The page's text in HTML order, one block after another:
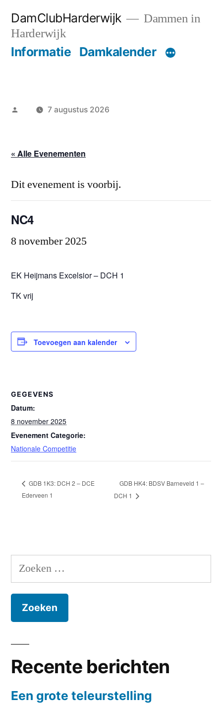
naar
DamClubHarderwijk
Dammen in
Harderwijk
Informatie Damkalender
Geplaatst7 augustus 2026
« Alle Evenementen
Dit evenement is voorbij.
NC4
8 november 2025
EK Heijmans Excelsior – DCH 1
TK vrij
Toevoegen aan kalender
GEGEVENS
Datum:
8 november 2025
Evenement Categorie:
Nationale Competitie
GDB 1K3: DCH 2 – DCE
Ederveen 1
GDB HK4: BDSV Barneveld 1 –
DCH 1
Zoeken
naar:
Recente berichten
Een grote teleurstelling